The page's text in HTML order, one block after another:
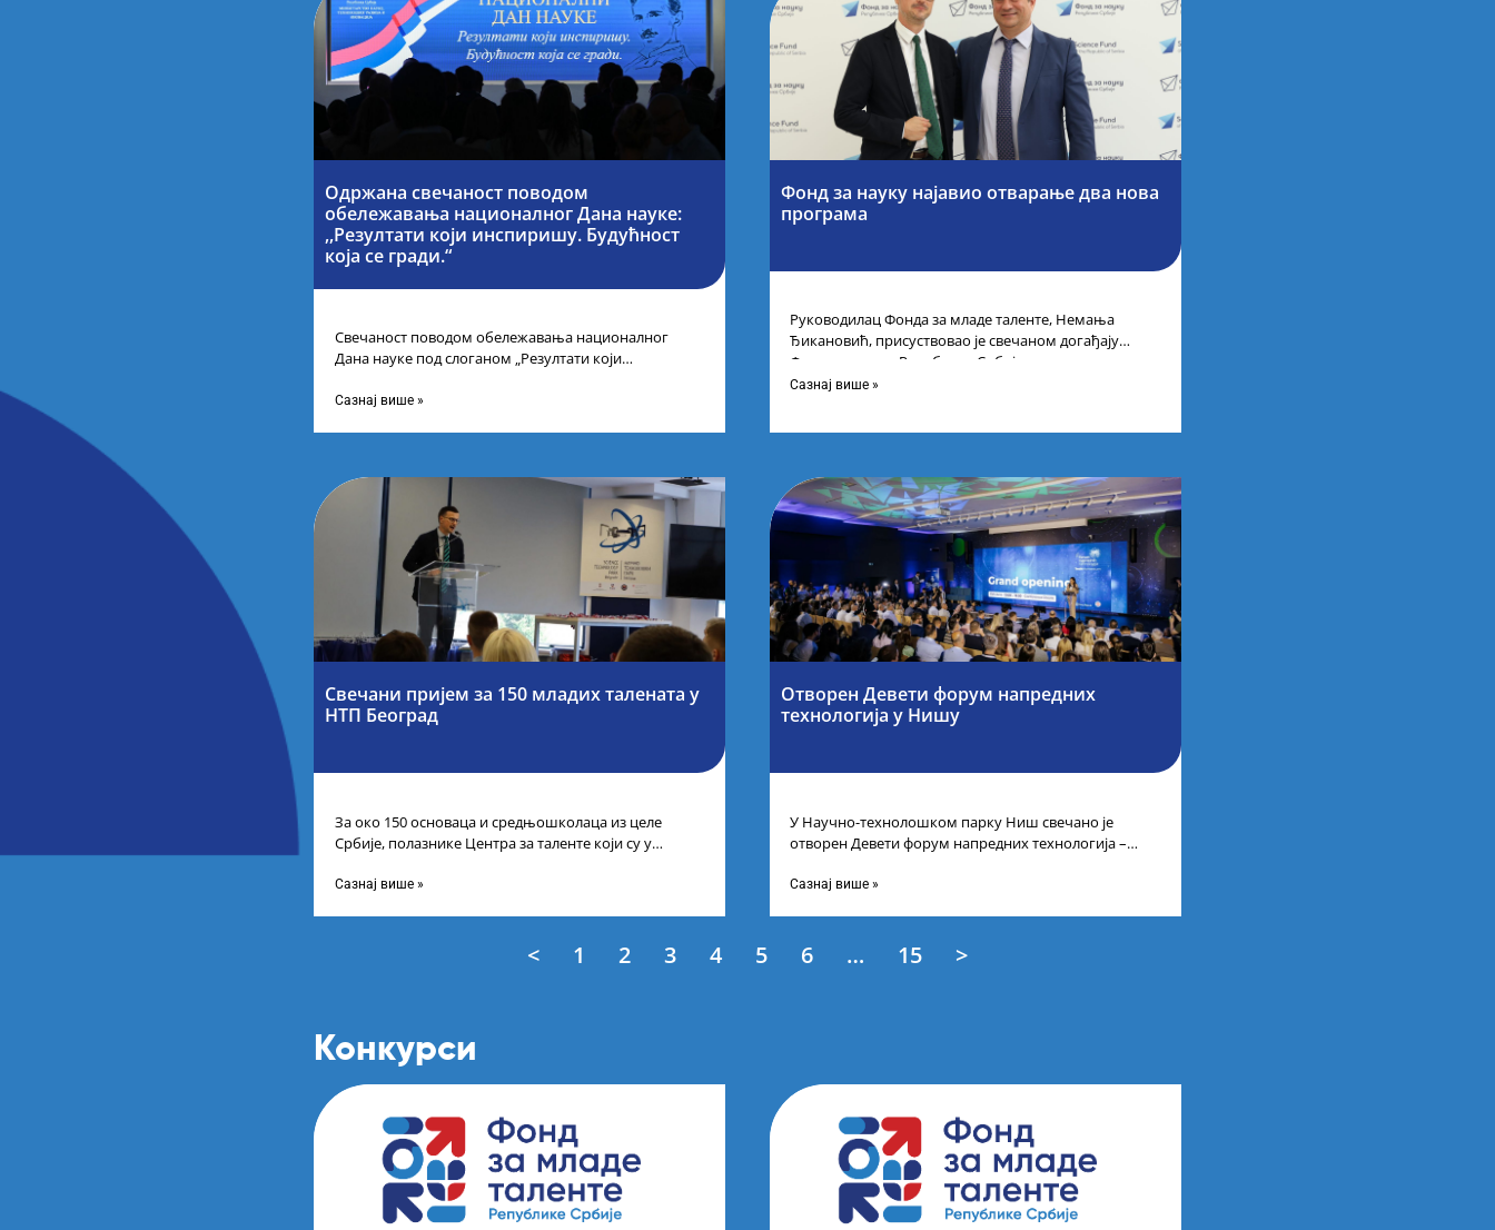
Одржана свечаност поводом
обележавања националног Дана науке:
,,Резултати који инспиришу. Будућност
која се гради.“
Свечаност поводом обележавања националног
Дана науке под слоганом „Резултати који
организацији Министарства
Сазнај више »
Фонд за науку најавио отварање два нова
програма
Руководилац Фонда за младе таленте, Немања
Ђикановић, присуствовао је свечаном догађају
Фонда за науку Републике Србије одржаном у
Научно-технолошком парку
Сазнај више »
Свечани пријем за 150 младих талената у
НТП Београд
За око 150 основаца и средњошколаца из целе
Србије, полазнике Центра за таленте који су у
Сазнај више »
Отворен Девети форум напредних
технологија у Нишу
У Научно-технолошком парку Ниш свечано је
отворен Девети форум напредних технологија –
покровитељство Министарства
Сазнај више »
< 1 2 3 4 5 6 … 15 >
Конкурси